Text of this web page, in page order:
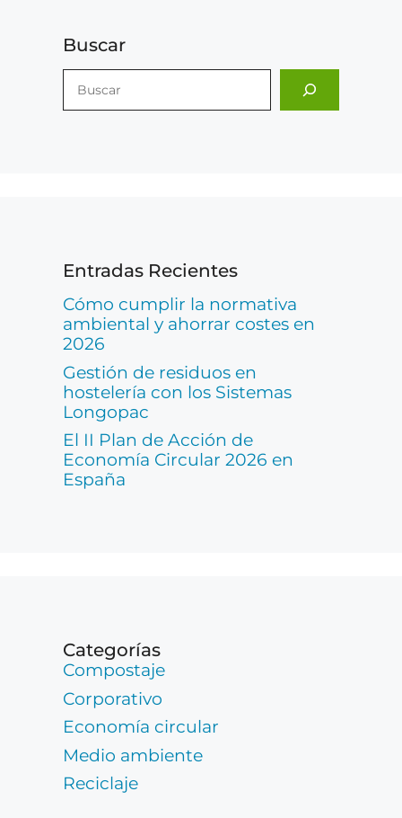
Buscar
Entradas Recientes
Cómo cumplir la normativa
ambiental y ahorrar costes en
2026
Gestión de residuos en
hostelería con los Sistemas
Longopac
El II Plan de Acción de
Economía Circular 2026 en
España
Categorías
Compostaje
Corporativo
Economía circular
Medio ambiente
Reciclaje